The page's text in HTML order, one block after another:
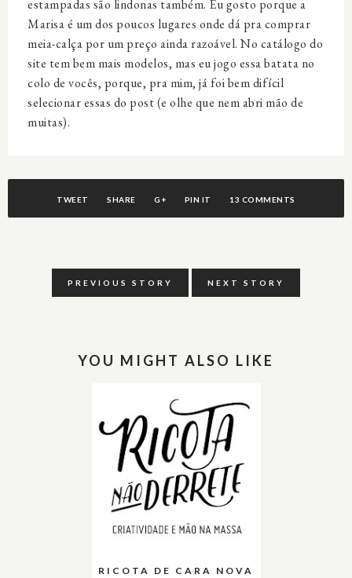
estampadas são lindonas também. Eu gosto porque a
Marisa é um dos poucos lugares onde dá pra comprar
meia-calça por um preço ainda razoável. No catálogo do
site tem bem mais modelos, mas eu jogo essa batata no
colo de vocês, porque, pra mim, já foi bem difícil
selecionar essas do post (e olhe que nem abri mão de
muitas).
TWEET SHARE G+ PIN IT 13 COMMENTS
PREVIOUS STORY NEXT STORY
YOU MIGHT ALSO LIKE
RICOTA DE CARA NOVA